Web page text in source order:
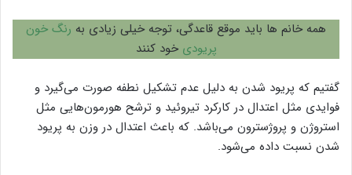
همه خانم ها باید موقع قاعدگی، توجه خیلی زیادی به رنگ خون
پریودی خود کنند
گفتیم که پریود شدن به دلیل عدم تشکیل نطفه صورت می‌گیرد و
فوایدی مثل اعتدال در کارکرد تیروئید و ترشح هورمون‌هایی مثل
استروژن و پروژسترون می‌باشد. که باعث اعتدال در وزن به پریود
شدن نسبت داده می‌شود.